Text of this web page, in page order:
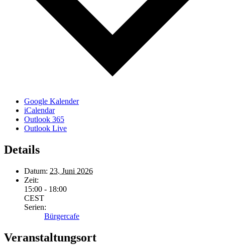
Google Kalender
iCalendar
Outlook 365
Outlook Live
Details
Datum: 23. Juni 2026
Zeit:
15:00 - 18:00
CEST
Serien:
Bürgercafe
Veranstaltungsort